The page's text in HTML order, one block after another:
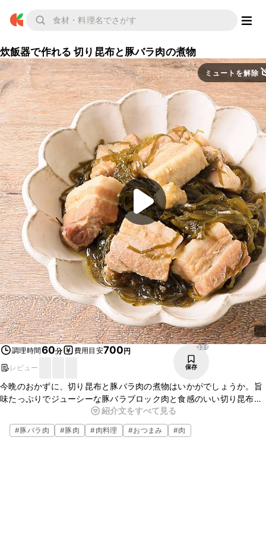
炊飯器で作れる 切り昆布と豚バラ肉の煮物
ミュートを解除
調理時間60分 費用目安700円
レビュー
335
保存
今晩のおかずに、切り昆布と豚バラ肉の煮物はいかがでしょうか。旨
味たっぷりでジューシーな豚バラブロック肉と食感のいい切り昆布
に、しっかりと味がなじみ、ごはんにぴったりですよ。炊飯器で簡単
に作れるので、ぜひお試しくださいね。
紹介文をすべて見る
#豚バラ肉 #豚肉 #肉料理 #おつまみ #肉